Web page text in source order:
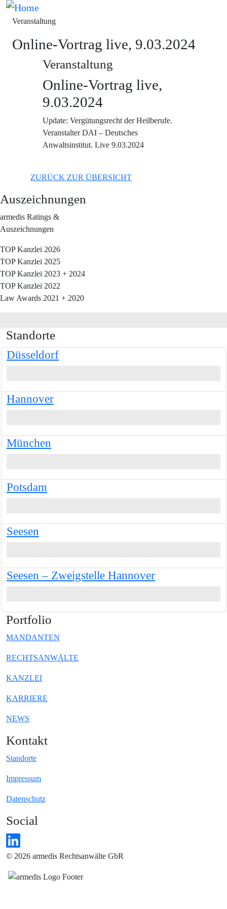
Direkt zum Inhalt
BildVeranstaltung
Online-Vortrag live, 9.03.2024
Veranstaltung
Online-Vortrag live,
9.03.2024
Update: Vergütungsrecht der Heilberufe.
Veranstalter DAI – Deutsches
Anwaltsinstitut. Live 9.03.2024
ZURÜCK ZUR ÜBERSICHT
Auszeichnungen
armedis Ratings &
Auszeichnungen
TOP Kanzlei 2026
TOP Kanzlei 2025
TOP Kanzlei 2023 + 2024
TOP Kanzlei 2022
Law Awards 2021 + 2020
Standorte
Düsseldorf
Hannover
München
Potsdam
Seesen
Seesen – Zweigstelle Hannover
Portfolio
MANDANTEN
RECHTSANWÄLTE
KANZLEI
KARRIERE
NEWS
Kontakt
Standorte
Impressum
Datenschutz
Social
© 2026 armedis Rechtsanwälte GbR